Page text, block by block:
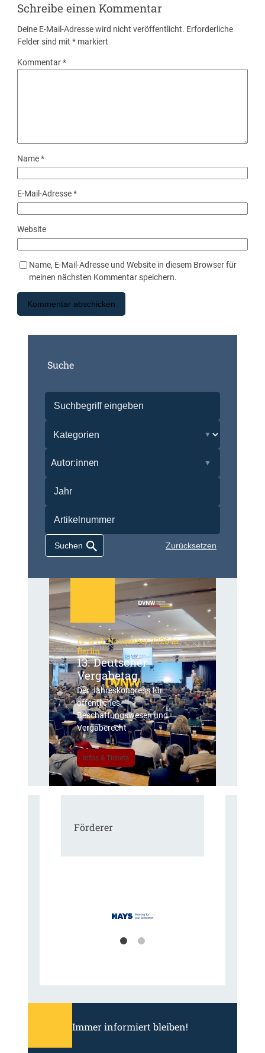
Schreibe einen Kommentar
Deine E-Mail-Adresse wird nicht veröffentlicht. Erforderliche
Felder sind mit* markiert
Kommentar*
Name*
E-Mail-Adresse*
Website
Name, E-Mail-Adresse und Website in diesem Browser für
meinen nächsten Kommentar speichern.
Suche
Autor:innen
Zurücksetzen
12. & 13. November 2026 in
Berlin
13. Deutscher
Vergabetag
Der Jahreskongress für
öffentliches
Beschaffungswesen und
Vergaberecht
Infos & Tickets
Förderer
Immer informiert bleiben!